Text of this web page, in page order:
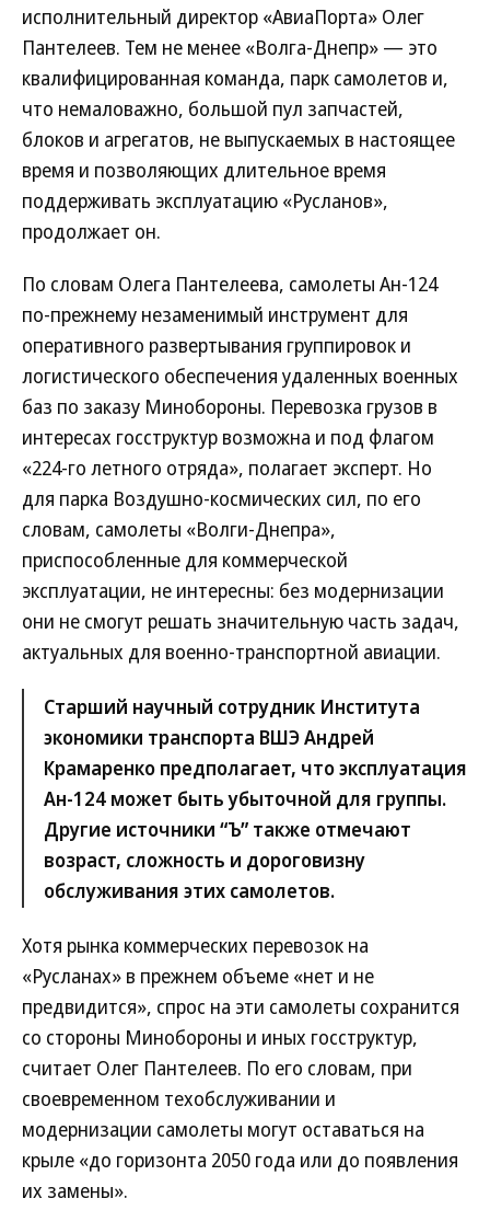
исполнительный директор «АвиаПорта» Олег
Пантелеев. Тем не менее «Волга-Днепр» — это
квалифицированная команда, парк самолетов и,
что немаловажно, большой пул запчастей,
блоков и агрегатов, не выпускаемых в настоящее
время и позволяющих длительное время
поддерживать эксплуатацию «Русланов»,
продолжает он.
По словам Олега Пантелеева, самолеты Ан-124
по-прежнему незаменимый инструмент для
оперативного развертывания группировок и
логистического обеспечения удаленных военных
баз по заказу Минобороны. Перевозка грузов в
интересах госструктур возможна и под флагом
«224-го летного отряда», полагает эксперт. Но
для парка Воздушно-космических сил, по его
словам, самолеты «Волги-Днепра»,
приспособленные для коммерческой
эксплуатации, не интересны: без модернизации
они не смогут решать значительную часть задач,
актуальных для военно-транспортной авиации.
Старший научный сотрудник Института
экономики транспорта ВШЭ Андрей
Крамаренко предполагает, что эксплуатация
Ан-124 может быть убыточной для группы.
Другие источники “Ъ” также отмечают
возраст, сложность и дороговизну
обслуживания этих самолетов.
Хотя рынка коммерческих перевозок на
«Русланах» в прежнем объеме «нет и не
предвидится», спрос на эти самолеты сохранится
со стороны Минобороны и иных госструктур,
считает Олег Пантелеев. По его словам, при
своевременном техобслуживании и
модернизации самолеты могут оставаться на
крыле «до горизонта 2050 года или до появления
их замены».